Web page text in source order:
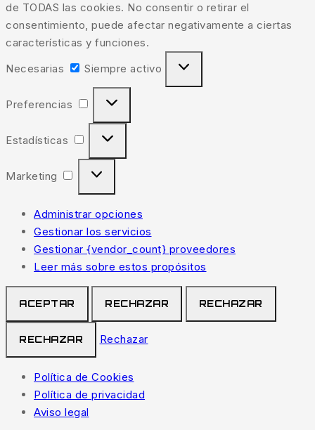
de TODAS las cookies. No consentir o retirar el
consentimiento, puede afectar negativamente a ciertas
características y funciones.
Necesarias
Siempre activo
Preferencias
Estadísticas
Marketing
Administrar opciones
Gestionar los servicios
Gestionar {vendor_count} proveedores
Leer más sobre estos propósitos
ACEPTAR RECHAZAR RECHAZAR
RECHAZAR Rechazar
Política de Cookies
Política de privacidad
Aviso legal